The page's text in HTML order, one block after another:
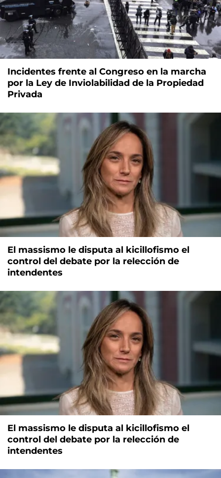
Incidentes frente al Congreso en la marcha
por la Ley de Inviolabilidad de la Propiedad
Privada
El massismo le disputa al kicillofismo el
control del debate por la relección de
intendentes
El massismo le disputa al kicillofismo el
control del debate por la relección de
intendentes